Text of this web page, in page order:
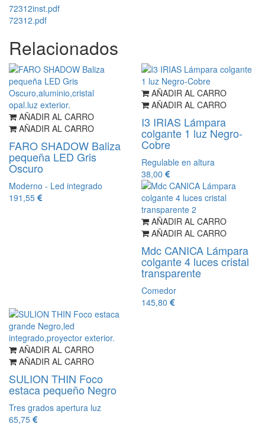
72312inst.pdf
72312.pdf
Relacionados
AÑADIR AL CARRO
AÑADIR AL CARRO
FARO SHADOW Baliza
pequeña LED Gris
Oscuro
Moderno - Led integrado
191,55
AÑADIR AL CARRO
AÑADIR AL CARRO
I3 IRIAS Lámpara
colgante 1 luz Negro-
Cobre
Regulable en altura
38,00
AÑADIR AL CARRO
AÑADIR AL CARRO
Mdc CANICA Lámpara
colgante 4 luces cristal
transparente
Comedor
145,80
AÑADIR AL CARRO
AÑADIR AL CARRO
SULION THIN Foco
estaca pequeño Negro
Tres grados apertura luz
65,75